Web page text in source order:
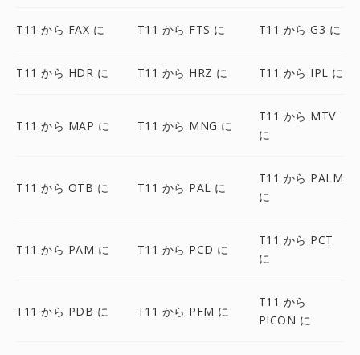
T11 から FAX に T11 から FTS に T11 から G3 に
T11 から HDR に T11 から HRZ に T11 から IPL に
T11 から MAP に T11 から MNG に
T11 から MTV
に
T11 から OTB に T11 から PAL に
T11 から PALM
に
T11 から PAM に T11 から PCD に
T11 から PCT
に
T11 から PDB に T11 から PFM に
T11 から
PICON に